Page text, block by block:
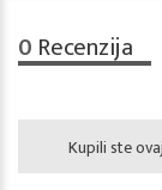
0 Recenzija
Kupili ste